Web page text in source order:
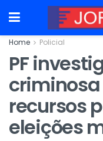
Home Policial
PF
recursos
eleições